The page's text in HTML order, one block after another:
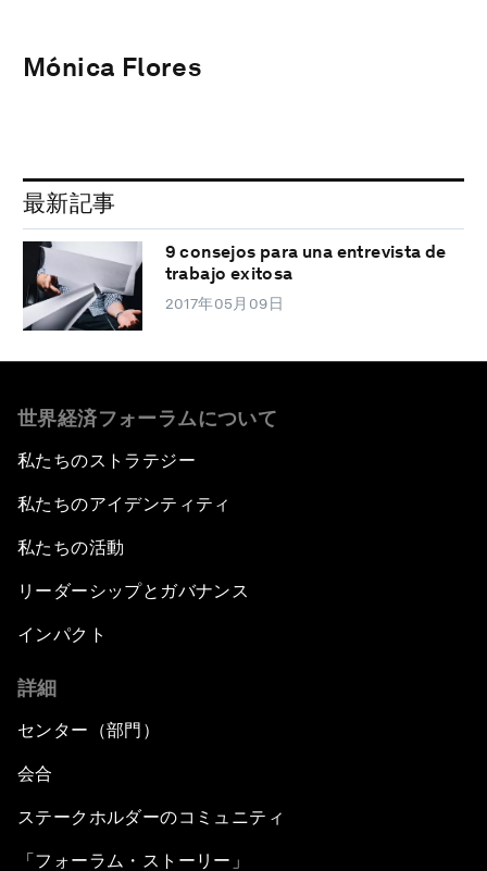
Mónica Flores
最新記事
9 consejos para una entrevista de
trabajo exitosa
2017年05月09日
世界経済フォーラムについて
私たちのストラテジー
私たちのアイデンティティ
私たちの活動
リーダーシップとガバナンス
インパクト
詳細
センター（部門）
会合
ステークホルダーのコミュニティ
「フォーラム・ストーリー」